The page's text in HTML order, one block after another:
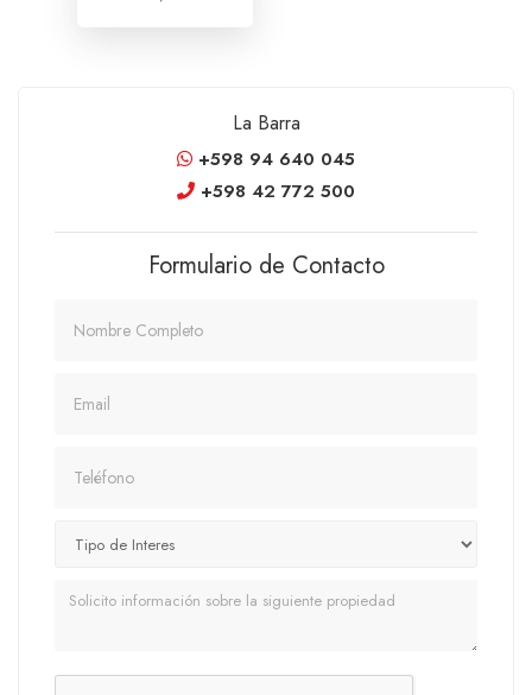
La Barra
+598 94 640 045
+598 42 772 500
Formulario de Contacto
Mensaje